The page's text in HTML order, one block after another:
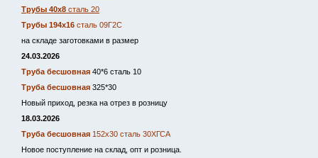
Трубы 40х8 сталь 20
Трубы 194х16 сталь 09Г2С
на складе заготовками в размер
24.03.2026
Труба бесшовная 40*6 сталь 10
Труба бесшовная 325*30
Новый приход, резка на отрез в розницу
18.03.2026
Труба бесшовная 152х30 сталь 30ХГСА
Новое поступление на склад, опт и розница.